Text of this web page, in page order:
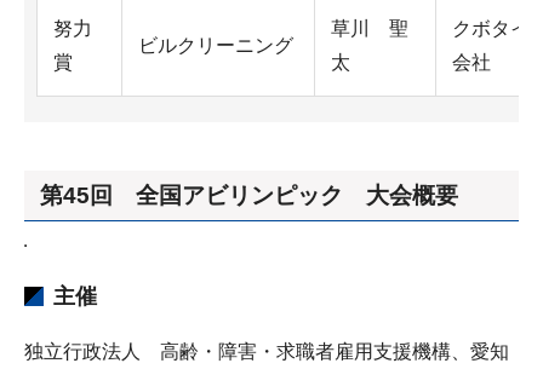
努力
賞
ビルクリーニング
草川 聖
太
クボタイ
会社
第45回 全国アビリンピック 大会概要
主催
独立行政法人 高齢・障害・求職者雇用支援機構、愛知